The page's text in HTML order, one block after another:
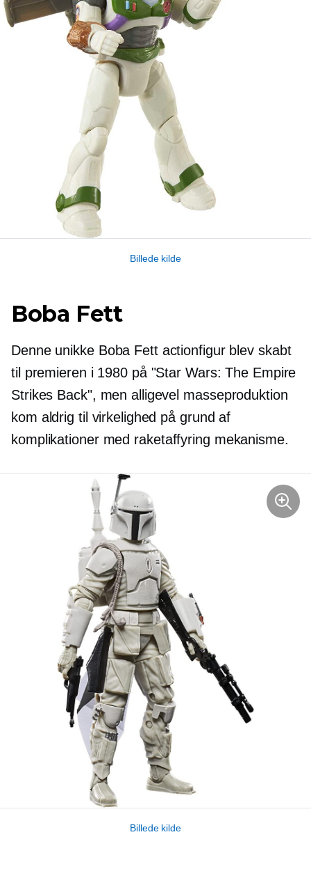
Billede kilde
Boba Fett
Denne unikke Boba Fett actionfigur blev skabt
til premieren i 1980 på "Star Wars: The Empire
Strikes Back", men alligevel masseproduktion
kom aldrig til virkelighed på grund af
komplikationer med raketaffyring mekanisme.
Billede kilde